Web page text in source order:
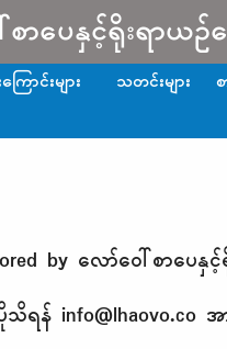
စာပေနှင့်ရိုးရာယ
ောင်းများ သတင်းများ
by လော်ဝေါ်စာပေ
info@lhaovo.co အာ